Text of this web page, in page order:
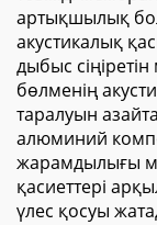
артықшылық
акустикалық
дыбыс
бөлменің
таралуын
алюминий
жарамдылығы
қасиеттері
үлес қосуы